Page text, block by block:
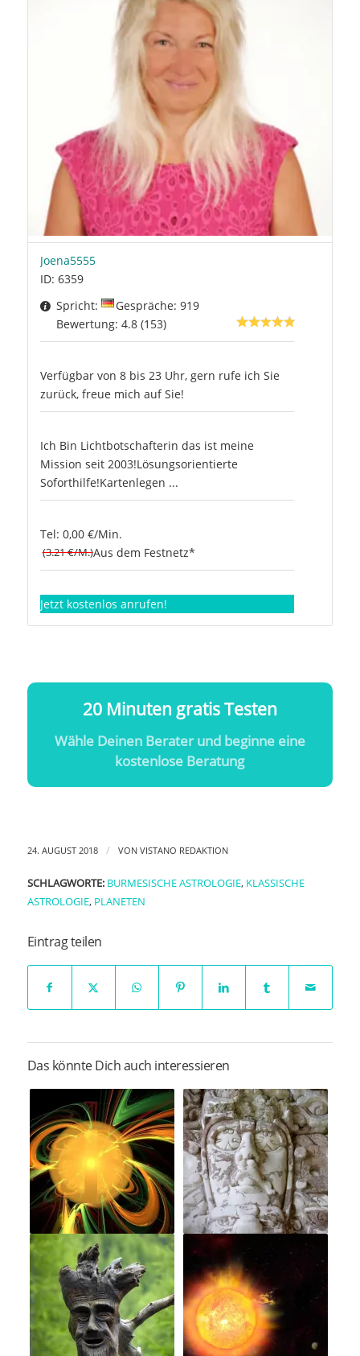
Joena5555
ID: 6359
Spricht:
Gespräche: 919
Bewertung: 4.8 (153)
Verfügbar von 8 bis 23 Uhr, gern rufe ich Sie
zurück, freue mich auf Sie!
Ich Bin Lichtbotschafterin das ist meine
Mission seit 2003!Lösungsorientierte
Soforthilfe!Kartenlegen ...
Tel: 0,00 €/Min.
(3.21 €/M.)Aus dem Festnetz*
Jetzt kostenlos anrufen!
20 Minuten gratis Testen
Wähle Deinen Berater und beginne eine
kostenlose Beratung
24. AUGUST 2018 / VON VISTANO REDAKTION
SCHLAGWORTE: BURMESISCHE ASTROLOGIE, KLASSISCHE
ASTROLOGIE, PLANETEN
Eintrag teilen
Das könnte Dich auch interessieren